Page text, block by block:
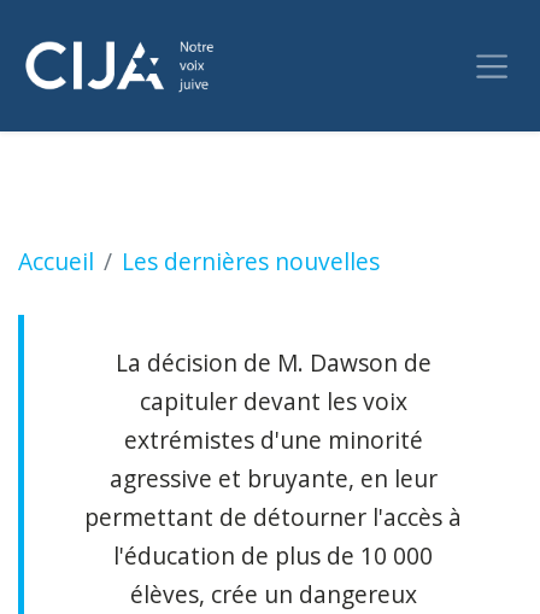
Accueil Les dernières nouvelles
Le Collège Dawson fermera ses portes
La décision de M. Dawson de
capituler devant les voix
extrémistes d'une minorité
agressive et bruyante, en leur
permettant de détourner l'accès à
l'éducation de plus de 10 000
élèves, crée un dangereux